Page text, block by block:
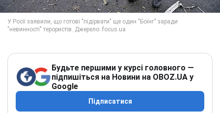
Будьте першими у курсі головного —
підпишіться на Новини на OBOZ.UA у
Google
Підписатися